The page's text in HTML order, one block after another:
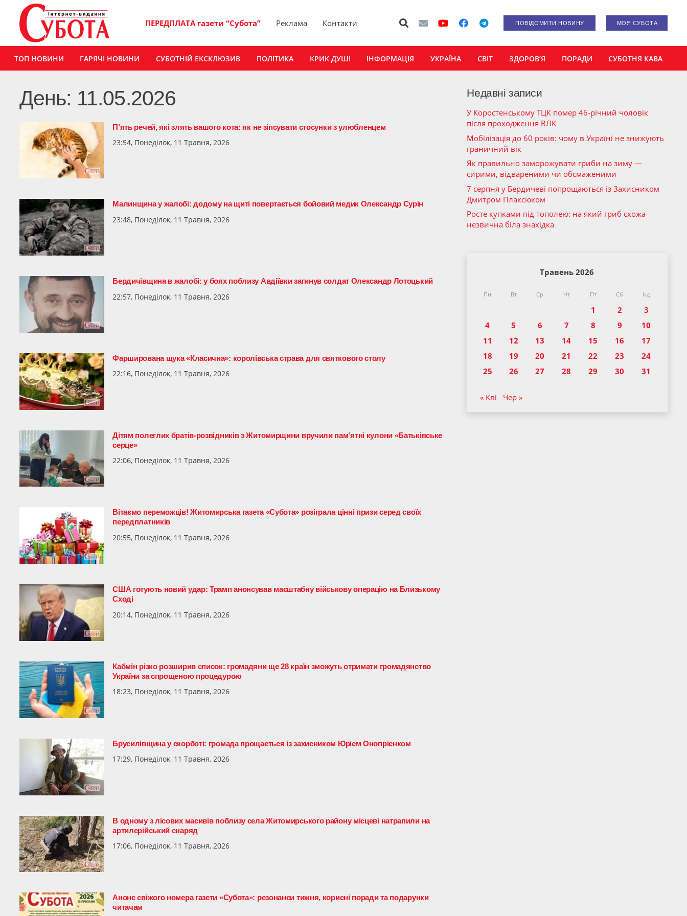
ПЕРЕДПЛАТА газети “Субота” Реклама Контакти ПОВІДОМИТИ НОВИНУ МОЯ СУБОТА
ТОП НОВИНИ ГАРЯЧІ НОВИНИ СУБОТНІЙ ЕКСКЛЮЗИВ ПОЛІТИКА КРИК ДУШІ ІНФОРМАЦІЯ УКРАЇНА СВІТ ЗДОРОВ’Я ПОРАДИ СУБОТНЯ КАВА
День: 11.05.2026
П’ять речей, які злять вашого кота: як не зіпсувати стосунки з улюбленцем
23:54, Понеділок, 11 Травня, 2026
Малинщина у жалобі: додому на щиті повертається бойовий медик Олександр Сурін
23:48, Понеділок, 11 Травня, 2026
Бердичівщина в жалобі: у боях поблизу Авдіївки загинув солдат Олександр Лотоцький
22:57, Понеділок, 11 Травня, 2026
Фарширована щука «Класична»: королівська страва для святкового столу
22:16, Понеділок, 11 Травня, 2026
Дітям полеглих братів-розвідників з Житомирщини вручили пам’ятні кулони «Батьківське
серце»
22:06, Понеділок, 11 Травня, 2026
Вітаємо переможців! Житомирська газета «Субота» розіграла цінні призи серед своїх
передплатників
20:55, Понеділок, 11 Травня, 2026
США готують новий удар: Трамп анонсував масштабну військову операцію на Близькому
Сході
20:14, Понеділок, 11 Травня, 2026
Кабмін різко розширив список: громадяни ще 28 країн зможуть отримати громадянство
України за спрощеною процедурою
18:23, Понеділок, 11 Травня, 2026
Брусилівщина у скорботі: громада прощається із захисником Юрієм Онопрієнком
17:29, Понеділок, 11 Травня, 2026
В одному з лісових масивів поблизу села Житомирського району місцеві натрапили на
артилерійський снаряд
17:06, Понеділок, 11 Травня, 2026
Анонс свіжого номера газети «Субота»: резонанси тижня, корисні поради та подарунки
читачам
Недавні записи
У Коростенському ТЦК помер 46-річний чоловік
після проходження ВЛК
Мобілізація до 60 років: чому в Україні не знижують
граничний вік
Як правильно заморожувати гриби на зиму —
сирими, відвареними чи обсмаженими
7 серпня у Бердичеві попрощаються із Захисником
Дмитром Плаксюком
Росте купками під тополею: на який гриб схожа
незвична біла знахідка
Травень 2026
Пн Вт Ср Чт Пт Сб Нд
1 2
3
4
5 6 7 8 9
10
11
12 13 14 15 16
17
18
19 20 21 22 23
24
25
26 27 28 29 30 31
« Кві Чер »